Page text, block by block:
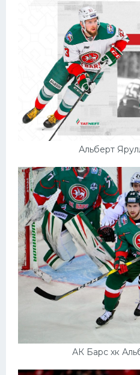
Альберт
АК Барс хк